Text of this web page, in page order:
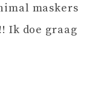
maskers
Ik doe graag